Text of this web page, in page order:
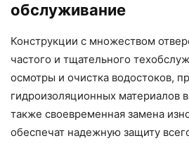
обслуживание
Конструкции с множеством
частого и тщательного
осмотры и очистка водостоков,
гидроизоляционных материалов
также своевременная замена
обеспечат надежную защиту